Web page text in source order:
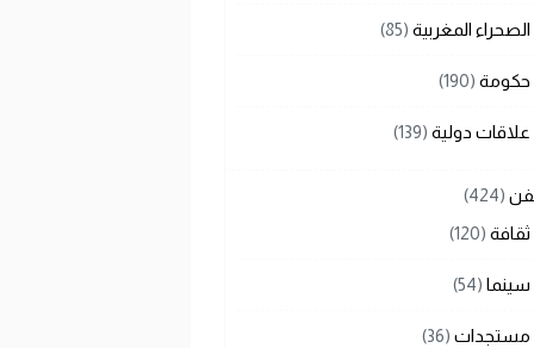
الصحراء المغربية (85)
حكومة (190)
علاقات دولية (139)
(424)
ثقافة (120)
سينما (54)
مستجدات (36)